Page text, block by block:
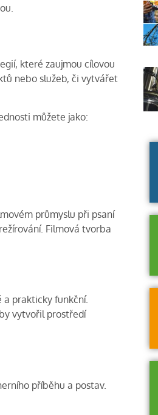
které zaujmou cílovou
nebo služeb, či vytvářet
můžete jako:
průmyslu při psaní
Filmová tvorba
prakticky funkční.
vytvořil prostředí
příběhu a postav.